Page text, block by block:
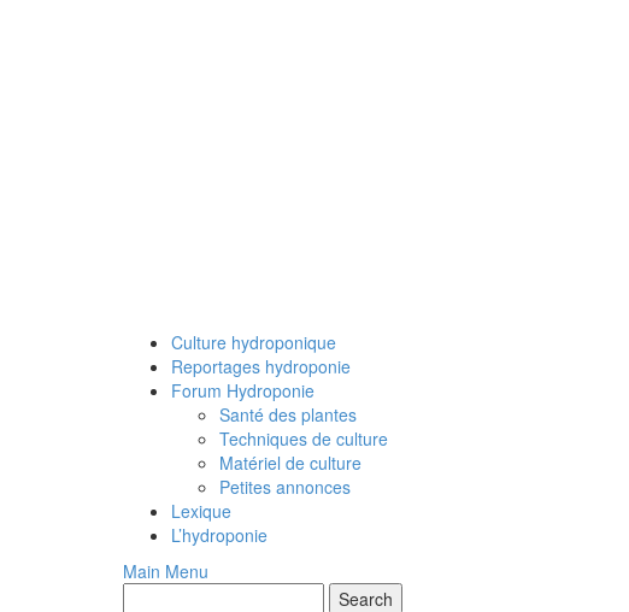
Culture hydroponique
Reportages hydroponie
Forum Hydroponie
Santé des plantes
Techniques de culture
Matériel de culture
Petites annonces
Lexique
L’hydroponie
Main Menu